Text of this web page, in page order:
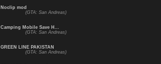
Noclip mod
(GTA: San Andreas)
Camping Mobile Save H...
(GTA: San Andreas)
GREEN LINE PAKISTAN
(GTA: San Andreas)